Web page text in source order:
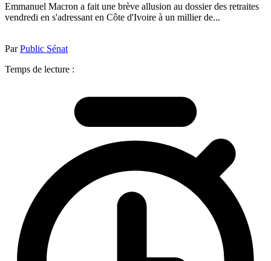
Emmanuel Macron a fait une brève allusion au dossier des retraites
vendredi en s'adressant en Côte d'Ivoire à un millier de...
ParPublic Sénat
Temps de lecture :